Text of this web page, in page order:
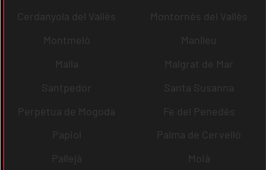
Cerdanyola del Vallès
Montornès del Vallès
Montmeló
Manlleu
Malla
Malgrat de Mar
Santpedor
Santa Susanna
Perpètua de Mogoda
Fe del Penedès
Papiol
Palma de Cervelló
Pallejà
Moià